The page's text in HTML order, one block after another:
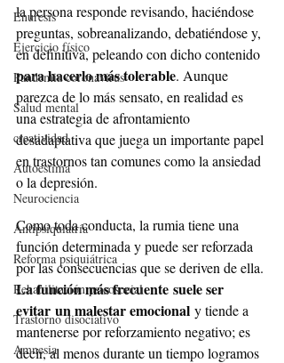
Enuresis
Ejercicio físico
Pandemia coronavirus
Salud mental
creatividad
Autoestima
Neurociencia
Antipsiquiatría
Reforma psiquiátrica
Rehabilitación psicosocial
Trastorno disociativo
Amnesia
la persona responde revisando, haciéndose
preguntas, sobreanalizando, debatiéndose y,
en definitiva, peleando con dicho contenido
para hacerlo más tolerable. Aunque
parezca de lo más sensato, en realidad es
una estrategia de afrontamiento
desadaptativa que juega un importante papel
en trastornos tan comunes como la ansiedad
o la depresión.
Como toda conducta, la rumia tiene una
función determinada y puede ser reforzada
por las consecuencias que se deriven de ella.
La función más frecuente suele ser
evitar un malestar emocional y tiende a
mantenerse por reforzamiento negativo; es
decir, al menos durante un tiempo logramos